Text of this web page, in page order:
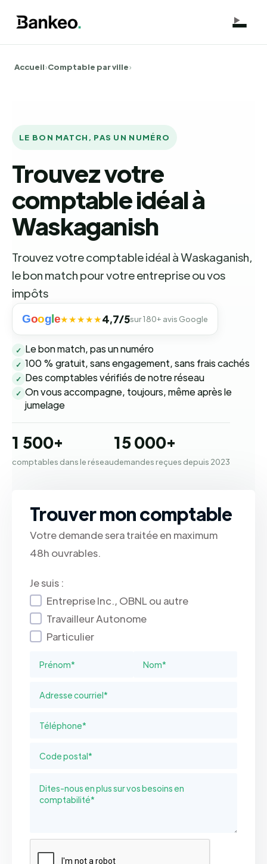
Accueil›Comptable par ville›
LE BON MATCH, PAS UN NUMÉRO
Trouvez votre
comptable idéal à
Waskaganish
Trouvez votre comptable idéal à Waskaganish,
le bon match pour votre entreprise ou vos
impôts
Goog e★★★★★4,7/5sur 180+ avis Google
✓ Le bon match, pas un numéro
✓ 100 % gratuit, sans engagement, sans frais cachés
✓ Des comptables vérifiés de notre réseau
✓ On vous accompagne, toujours, même après le
jumelage
1 500+
comptables dans le réseau
15 000+
demandes reçues depuis 2023
Trouver mon comptable
Votre demande sera traitée en maximum
48h ouvrables.
Je suis :
Entreprise Inc., OBNL ou autre
Travailleur Autonome
Particulier